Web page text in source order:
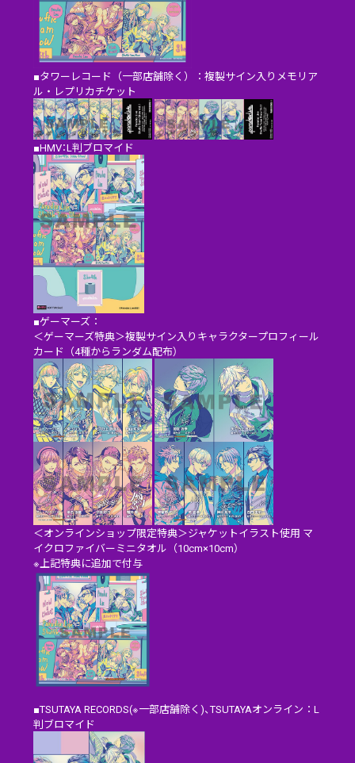
■タワーレコード（一部店舗除く）：複製サイン入りメモリア
ル・レプリカチケット
■HMV：L判ブロマイド
■ゲーマーズ：
＜ゲーマーズ特典＞複製サイン入りキャラクタープロフィール
カード（4種からランダム配布）
＜オンラインショップ限定特典＞ジャケットイラスト使用 マ
イクロファイバーミニタオル（10cm×10cm）
※上記特典に追加で付与
■TSUTAYA RECORDS(※一部店舗除く)、TSUTAYAオンライン：L
判ブロマイド